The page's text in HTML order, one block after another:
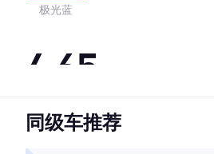
极光蓝
4.65
·外观表现一般，低于80%同级车
同级车推荐